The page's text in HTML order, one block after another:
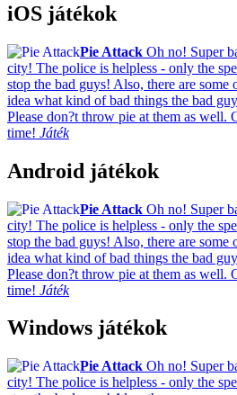
iOS játékok
Pie Attack Oh no! Super
city! The police is helpless - only the
stop the bad guys! Also, there are
idea what kind of bad things the bad
Please don?t throw pie at them as well.
time! Játék
Android játékok
Pie Attack Oh no! Super
city! The police is helpless - only the
stop the bad guys! Also, there are
idea what kind of bad things the bad
Please don?t throw pie at them as well.
time! Játék
Windows játékok
Pie Attack Oh no! Super
city! The police is helpless - only the